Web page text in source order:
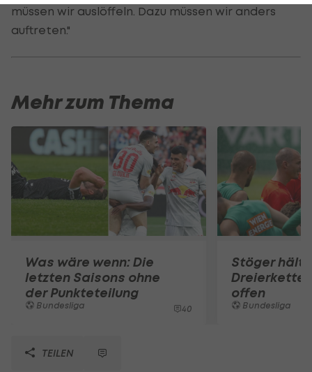
müssen wir auslöffeln. Dazu müssen wir anders
auftreten."
Mehr zum Thema
Was wäre wenn: Die
letzten Saisons ohne
der Punkteteilung
Bundesliga 40
Stöger hält
offen
Bundesliga
TEILEN